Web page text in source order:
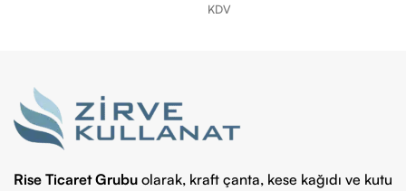
KDV
Rise Ticaret Grubu olarak, kraft çanta, kese kağıdı ve kutu